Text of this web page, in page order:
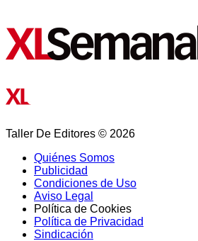
Taller De Editores © 2026
Quiénes Somos
Publicidad
Condiciones de Uso
Aviso Legal
Política de Cookies
Política de Privacidad
Sindicación